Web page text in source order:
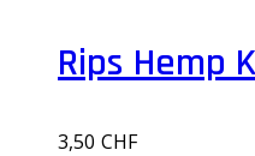
Rips Hemp
3,50 CHF